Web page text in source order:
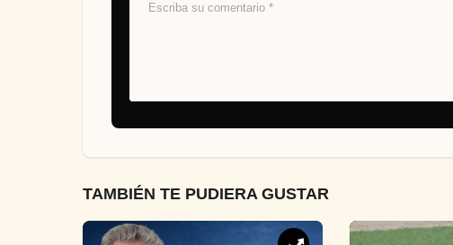
TAMBIÉN TE PUDIERA GUSTAR